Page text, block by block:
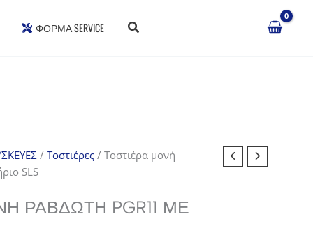
ΦΌΡΜΑ SERVICE
/ Τοστιέρες/ Τοστιέρα μονή
SLS
ΡΑΒΔΩΤΉ PGR11 ΜΕ